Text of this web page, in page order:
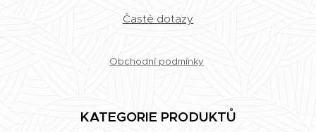
Časté dotazy
Obchodní podmínky
KATEGORIE PRODUKTŮ